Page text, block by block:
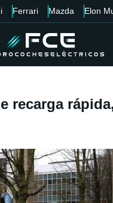
Ferrari Mazda Elon
recarga